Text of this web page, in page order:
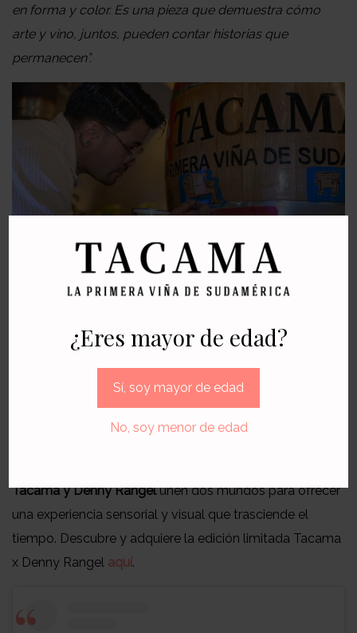
¿Eres mayor de edad?
Sí, soy mayor de edad
No, soy menor de edad
en forma y color. Es una pieza que demuestra cómo
arte y vino, juntos, pueden contar historias que
permanecen”.
Tacama x Denny Rangel, un
que une arte y
Una obra de arte en cada botella
Más que un vino, esta edición limitada es una pieza de
Cada botella celebra el oficio artístico y el
Tacama y Denny Rangelunen dos mundos para ofrecer
una experiencia sensorial y visual que trasciende el
tiempo. Descubre y adquiere la edición limitada Tacama
x Denny Rangel aquí .